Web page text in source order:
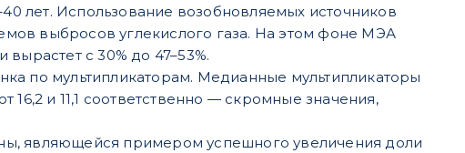
лет. Использование возобновляемых источников
выбросов углекислого газа. На этом фоне МЭА
с 30% до 47–53%.
по мультипликаторам. Медианные мультипликаторы
16,2 и 11,1 соответственно — скромные значения,
являющейся примером успешного увеличения доли